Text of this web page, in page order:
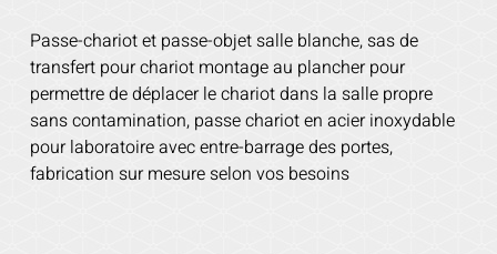
Passe-chariot et passe-objet salle blanche, sas de
transfert pour chariot montage au plancher pour
permettre de déplacer le chariot dans la salle propre
sans contamination, passe chariot en acier inoxydable
pour laboratoire avec entre-barrage des portes,
fabrication sur mesure selon vos besoins